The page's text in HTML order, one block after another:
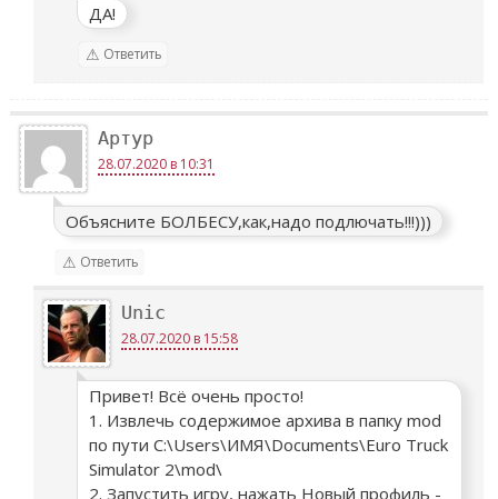
ДА!
Ответить
Артур
28.07.2020 в 10:31
Объясните БОЛБЕСУ,как,надо подлючать!!!)))
Ответить
Unic
28.07.2020 в 15:58
Привет! Всё очень просто!
1. Извлечь содержимое архива в папку mod
по пути С:\Users\ИМЯ\Documents\Euro Truck
Simulator 2\mod\
2. Запустить игру, нажать Новый профиль -